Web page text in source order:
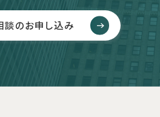
談のお申し込み